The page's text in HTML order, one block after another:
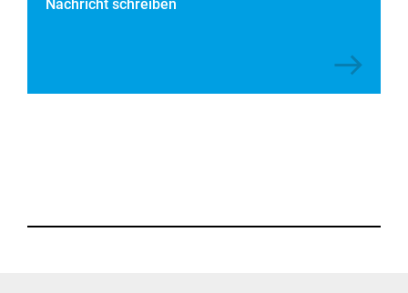
Nachricht schreiben